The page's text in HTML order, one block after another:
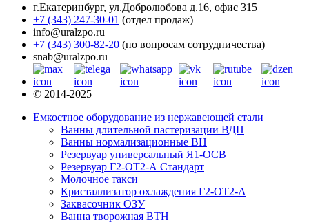
г.Екатеринбург, ул.Добролюбова д.16, офис 315
+7 (343) 247-30-01 (отдел продаж)
info@uralzpo.ru
+7 (343) 300-82-20 (по вопросам сотрудничества)
snab@uralzpo.ru
© 2014-2025
Емкостное оборудование из нержавеющей стали
Ванны длительной пастеризации ВДП
Ванны нормализационные ВН
Резервуар универсальный Я1-ОСВ
Резервуар Г2-ОТ2-А Стандарт
Молочное такси
Кристаллизатор охлаждения Г2-ОТ2-А
Заквасочник ОЗУ
Ванна творожная ВТН